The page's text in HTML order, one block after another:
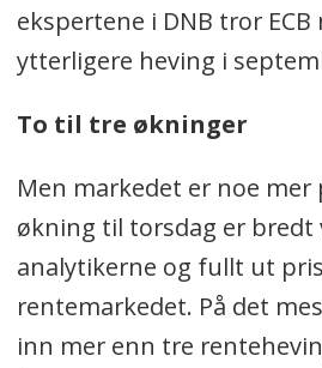
ekspertene i DNB tror
ytterligere heving i
To til tre økninger
Men markedet er noe mer
økning til torsdag er
analytikerne og fullt ut
rentemarkedet. På det
inn mer enn tre